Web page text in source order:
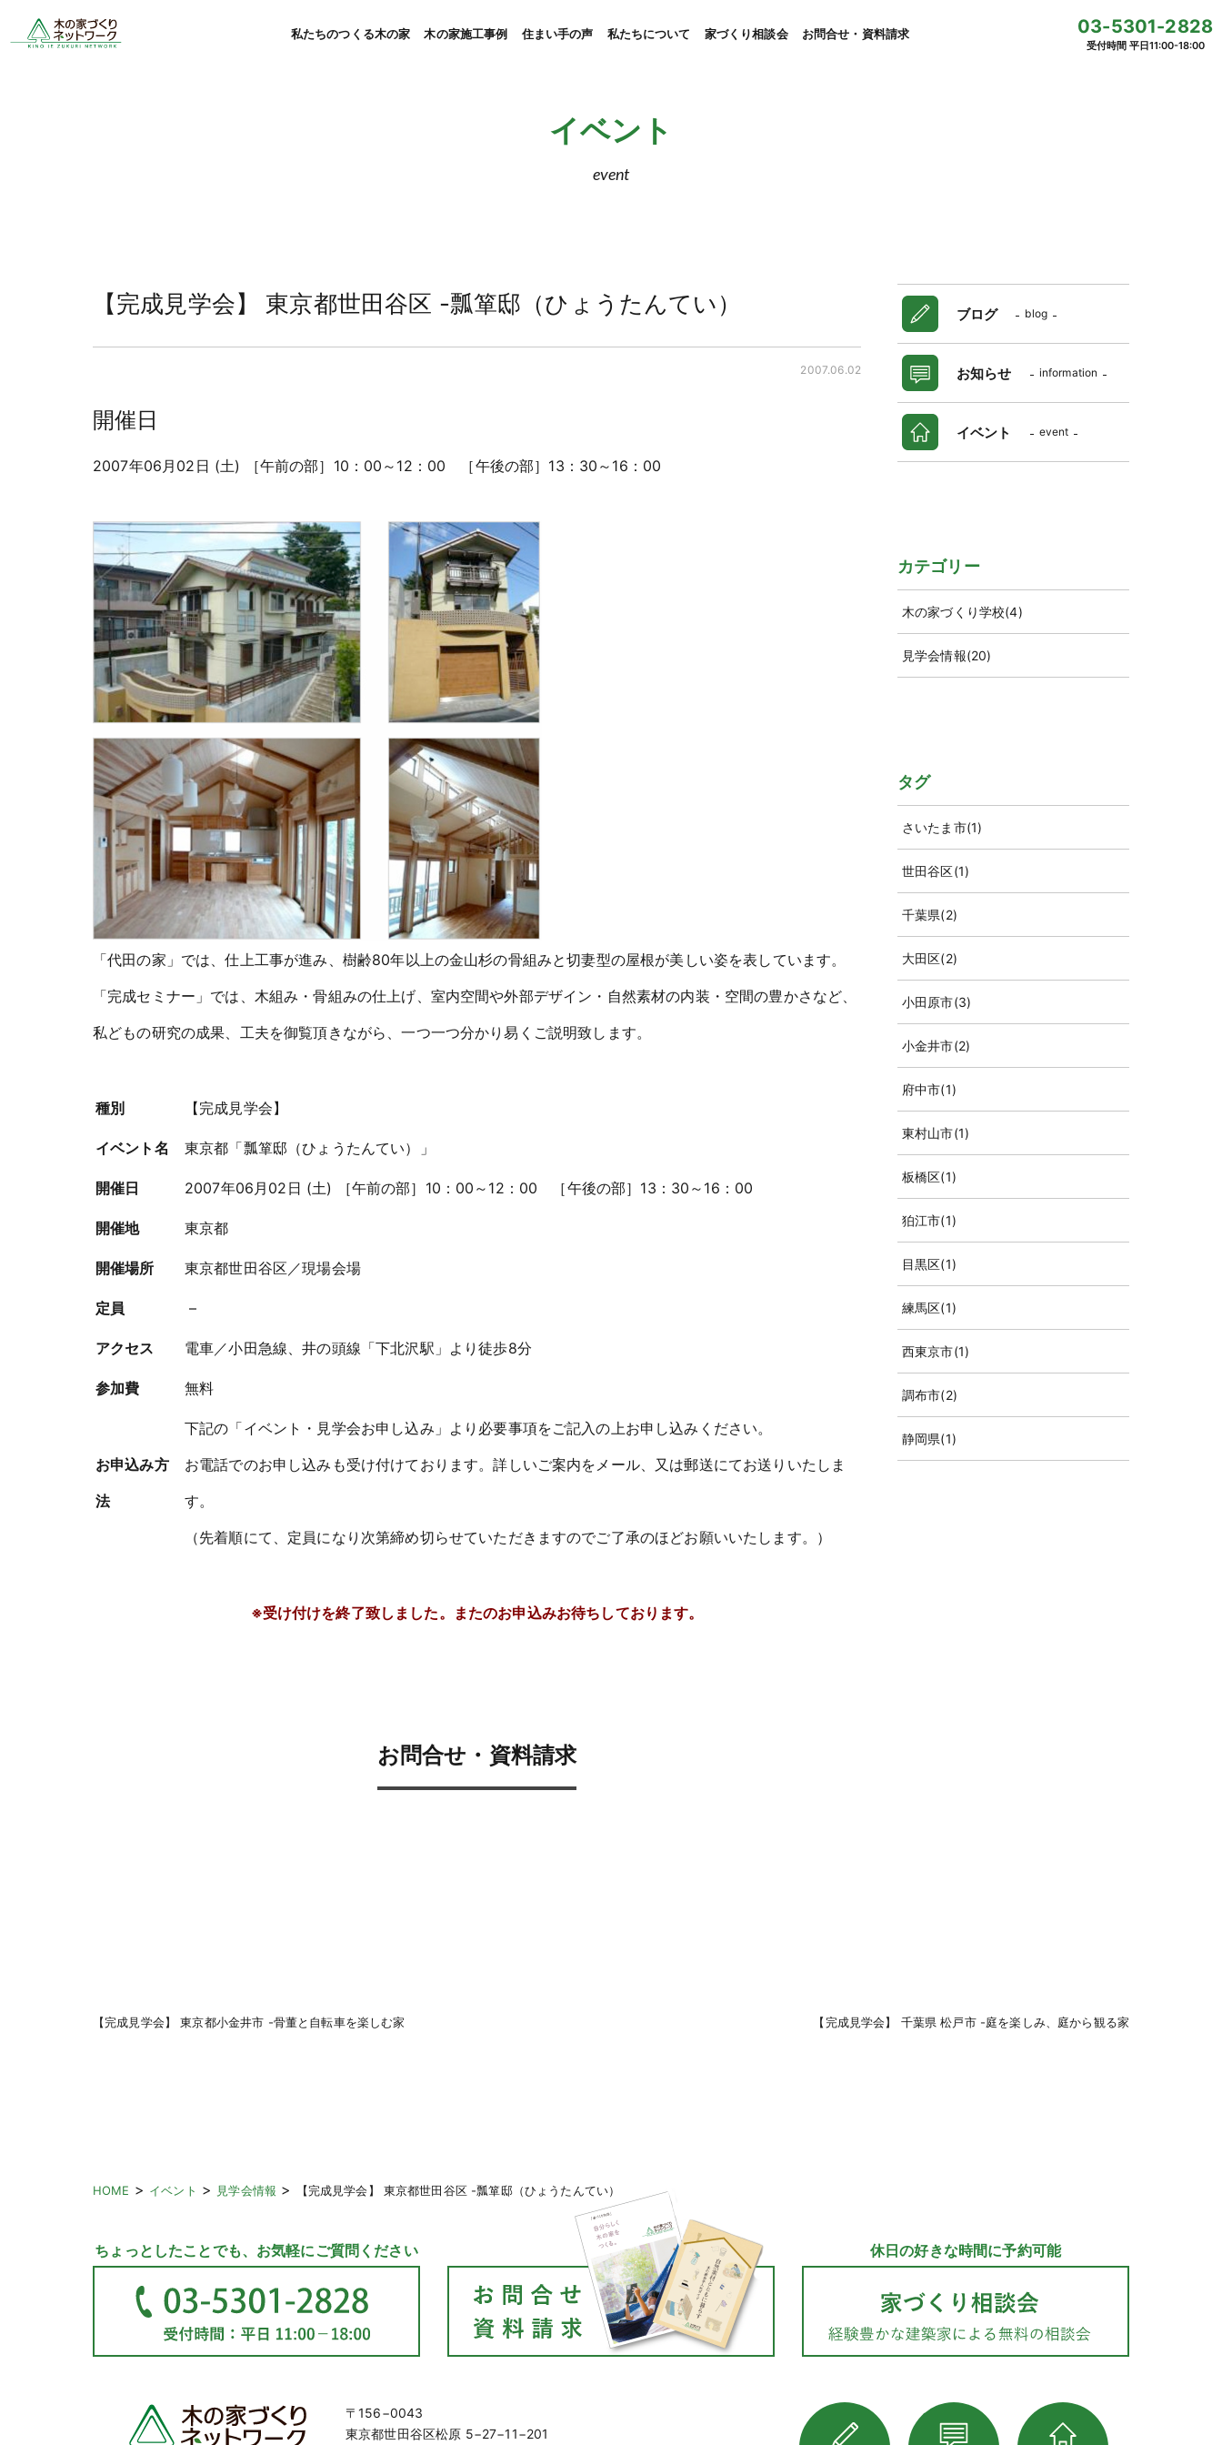
私たちのつくる木の家 木の家施工事例 住まい手の声 私たちについて 家づくり相談会 お問合せ・資料請求 03-5301-2828
受付時間 平日11:00-18:00
イベント
event
【完成見学会】 東京都世田谷区 -瓢箪邸（ひょうたんてい）
2007.06.02
開催日
2007年06月02日 (土) ［午前の部］10：00～12：00 ［午後の部］13：30～16：00
「代田の家」では、仕上工事が進み、樹齢80年以上の金山杉の骨組みと切妻型の屋根が美しい姿を表しています。
「完成セミナー」では、木組み・骨組みの仕上げ、室内空間や外部デザイン・自然素材の内装・空間の豊かさなど、
私どもの研究の成果、工夫を御覧頂きながら、一つ一つ分かり易くご説明致します。
種別 【完成見学会】
イベント名 東京都「瓢箪邸（ひょうたんてい）」
開催日 2007年06月02日 (土) ［午前の部］10：00～12：00 ［午後の部］13：30～16：00
開催地 東京都
開催場所 東京都世田谷区／現場会場
定員 –
アクセス 電車／小田急線、井の頭線「下北沢駅」より徒歩8分
参加費 無料
お申込み方
法
下記の「イベント・見学会お申し込み」より必要事項をご記入の上お申し込みください。
お電話でのお申し込みも受け付けております。詳しいご案内をメール、又は郵送にてお送りいたしま
す。
（先着順にて、定員になり次第締め切らせていただきますのでご了承のほどお願いいたします。）
※受け付けを終了致しました。またのお申込みお待ちしております。
お問合せ・資料請求
ブログ blog
お知らせ information
イベント event
カテゴリー
木の家づくり学校(4)
見学会情報(20)
タグ
さいたま市(1)
世田谷区(1)
千葉県(2)
大田区(2)
小田原市(3)
小金井市(2)
府中市(1)
東村山市(1)
板橋区(1)
狛江市(1)
目黒区(1)
練馬区(1)
西東京市(1)
調布市(2)
静岡県(1)
【完成見学会】 東京都小金井市 -骨董と自転車を楽しむ家 【完成見学会】 千葉県 松戸市 -庭を楽しみ、庭から観る家
HOME > イベント > 見学会情報 > 【完成見学会】 東京都世田谷区 -瓢箪邸（ひょうたんてい）
ちょっとしたことでも、お気軽にご質問ください 休日の好きな時間に予約可能
〒156−0043
東京都世田谷区松原 5−27−11−201